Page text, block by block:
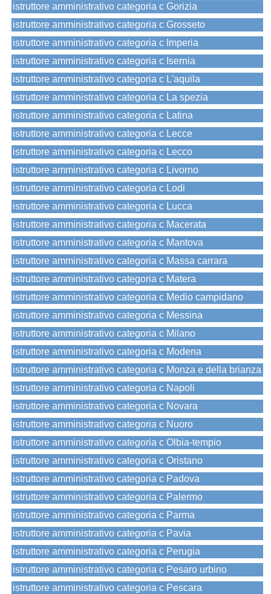
istruttore amministrativo categoria c Gorizia
istruttore amministrativo categoria c Grosseto
istruttore amministrativo categoria c Imperia
istruttore amministrativo categoria c Isernia
istruttore amministrativo categoria c L'aquila
istruttore amministrativo categoria c La spezia
istruttore amministrativo categoria c Latina
istruttore amministrativo categoria c Lecce
istruttore amministrativo categoria c Lecco
istruttore amministrativo categoria c Livorno
istruttore amministrativo categoria c Lodi
istruttore amministrativo categoria c Lucca
istruttore amministrativo categoria c Macerata
istruttore amministrativo categoria c Mantova
istruttore amministrativo categoria c Massa carrara
istruttore amministrativo categoria c Matera
istruttore amministrativo categoria c Medio campidano
istruttore amministrativo categoria c Messina
istruttore amministrativo categoria c Milano
istruttore amministrativo categoria c Modena
istruttore amministrativo categoria c Monza e della brianza
istruttore amministrativo categoria c Napoli
istruttore amministrativo categoria c Novara
istruttore amministrativo categoria c Nuoro
istruttore amministrativo categoria c Olbia-tempio
istruttore amministrativo categoria c Oristano
istruttore amministrativo categoria c Padova
istruttore amministrativo categoria c Palermo
istruttore amministrativo categoria c Parma
istruttore amministrativo categoria c Pavia
istruttore amministrativo categoria c Perugia
istruttore amministrativo categoria c Pesaro urbino
istruttore amministrativo categoria c Pescara